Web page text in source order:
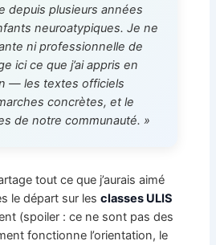
depuis plusieurs années
neuroatypiques. Je ne
ni professionnelle de
ici ce que j’ai appris en
— les textes officiels
concrètes, et le
de notre communauté. »
tout ce que j’aurais aimé
le départ sur les classes ULIS
(spoiler : ce ne sont pas des
fonctionne l’orientation, le